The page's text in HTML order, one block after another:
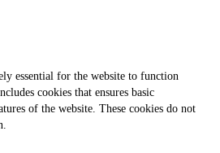
essential for the website to function
cookies that ensures basic
of the website. These cookies do not